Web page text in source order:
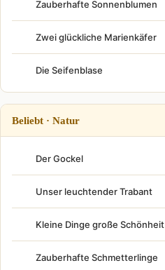
Zauberhafte Sonnenblumen
Zwei glückliche Marienkäfer
Die Seifenblase
Beliebt · Natur
Der Gockel
Unser leuchtender Trabant
Kleine Dinge große Schönheit
Zauberhafte Schmetterlinge